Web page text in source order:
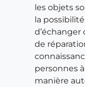
les objets
la
de
personnes
manière